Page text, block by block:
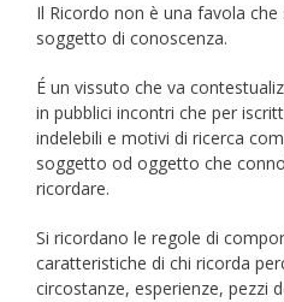
Il Ricordo non è una favola
soggetto di conoscenza.
É un vissuto che va
in pubblici incontri che per
indelebili e motivi di ricerca
soggetto od oggetto che
ricordare.
Si ricordano le regole di
caratteristiche di chi ricorda
circostanze, esperienze, pezzi